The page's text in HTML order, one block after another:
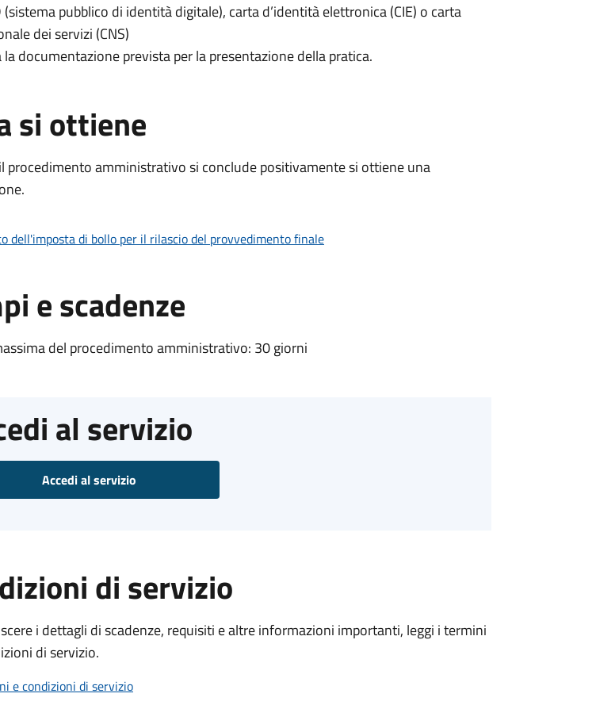
(sistema pubblico di identità digitale), carta d’identità elettronica (CIE) o carta
dei servizi (CNS)
documentazione prevista per la presentazione della pratica.
si ottiene
procedimento amministrativo si conclude positivamente si ottiene una
dell'imposta di bollo per il rilascio del provvedimento finale
e scadenze
del procedimento amministrativo: 30 giorni
al servizio
Accedi al servizio
di servizio
i dettagli di scadenze, requisiti e altre informazioni importanti, leggi i termini
di servizio.
e condizioni di servizio